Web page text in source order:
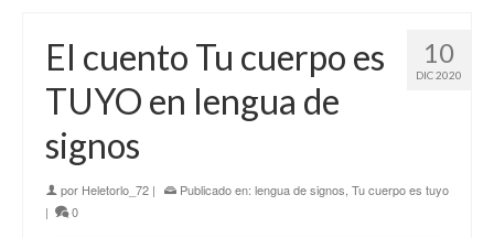
10
DIC 2020
El cuento Tu cuerpo es
TUYO en lengua de
signos
por Heletorlo_72 | Publicado en: lengua de signos Tu cuerpo es tuyo
|
0